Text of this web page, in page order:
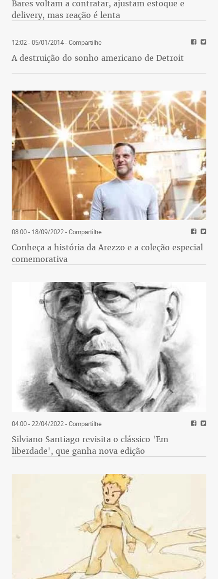
Bares voltam a contratar, ajustam estoque e
delivery, mas reação é lenta
12:02 - 05/01/2014- Compartilhe
A destruição do sonho americano de Detroit
08:00 - 18/09/2022- Compartilhe
Conheça a história da Arezzo e a coleção especial
comemorativa
04:00 - 22/04/2022- Compartilhe
Silviano Santiago revisita o clássico 'Em
liberdade', que ganha nova edição